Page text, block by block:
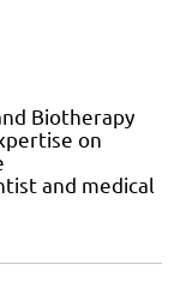
Biotherapy
on
and medical